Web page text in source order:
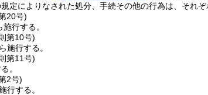
定によりなされた処分、手続その他の行為は、それ
20号)
行する。
第10号)
施行する。
第11号)
。
2号)
行する。